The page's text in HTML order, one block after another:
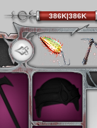
386K|386K